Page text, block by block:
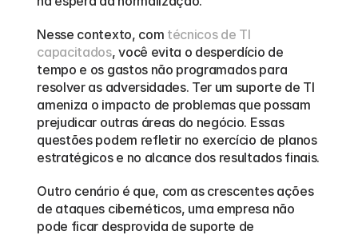
Nesse contexto, com técnicos de TI
capacitados, você evita o desperdício de
tempo e os gastos não programados para
resolver as adversidades. Ter um suporte de TI
ameniza o impacto de problemas que possam
prejudicar outras áreas do negócio. Essas
questões podem refletir no exercício de planos
estratégicos e no alcance dos resultados finais.
Outro cenário é que, com as crescentes ações
de ataques cibernéticos, uma empresa não
pode ficar desprovida de suporte de